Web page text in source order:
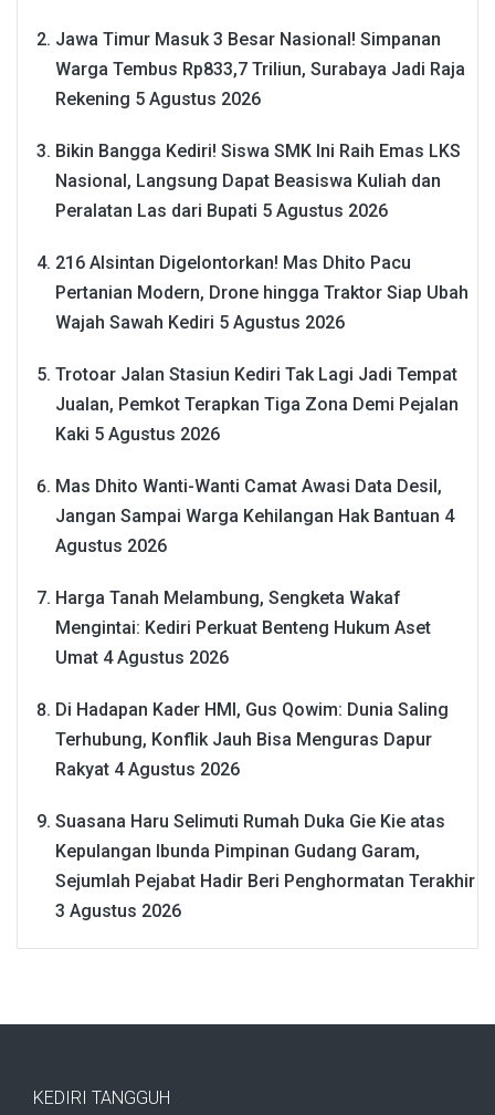
Jawa Timur Masuk 3 Besar Nasional! Simpanan
Warga Tembus Rp833,7 Triliun, Surabaya Jadi Raja
Rekening 5 Agustus 2026
Bikin Bangga Kediri! Siswa SMK Ini Raih Emas LKS
Nasional, Langsung Dapat Beasiswa Kuliah dan
Peralatan Las dari Bupati 5 Agustus 2026
216 Alsintan Digelontorkan! Mas Dhito Pacu
Pertanian Modern, Drone hingga Traktor Siap Ubah
Wajah Sawah Kediri 5 Agustus 2026
Trotoar Jalan Stasiun Kediri Tak Lagi Jadi Tempat
Jualan, Pemkot Terapkan Tiga Zona Demi Pejalan
Kaki 5 Agustus 2026
Mas Dhito Wanti-Wanti Camat Awasi Data Desil,
Jangan Sampai Warga Kehilangan Hak Bantuan 4
Agustus 2026
Harga Tanah Melambung, Sengketa Wakaf
Mengintai: Kediri Perkuat Benteng Hukum Aset
Umat 4 Agustus 2026
Di Hadapan Kader HMI, Gus Qowim: Dunia Saling
Terhubung, Konflik Jauh Bisa Menguras Dapur
Rakyat 4 Agustus 2026
Suasana Haru Selimuti Rumah Duka Gie Kie atas
Kepulangan Ibunda Pimpinan Gudang Garam,
Sejumlah Pejabat Hadir Beri Penghormatan Terakhir
3 Agustus 2026
KEDIRI TANGGUH